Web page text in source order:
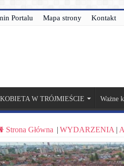
Portalu Mapa strony Kontakt
KOBIETA W TRÓJMIEŚCIE Ważne
Strona Główna | WYDARZENIA |